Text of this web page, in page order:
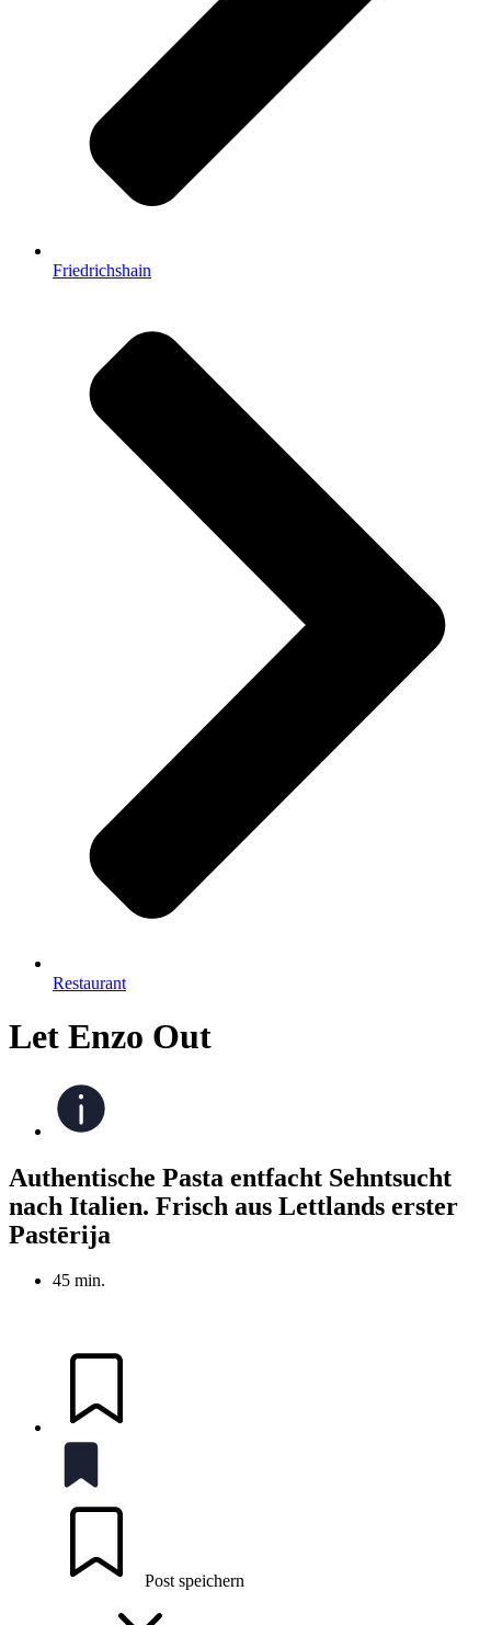
Friedrichshain
Restaurant
Let Enzo Out
Authentische Pasta entfacht Sehntsucht
nach Italien. Frisch aus Lettlands erster
Pastērija
45 min.
Post speichern